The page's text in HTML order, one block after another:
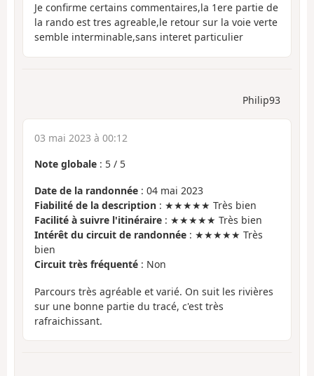
Je confirme certains commentaires,la 1ere partie de
la rando est tres agreable,le retour sur la voie verte
semble interminable,sans interet particulier
Philip93
03 mai 2023 à 00:12
Note globale : 5 / 5
Date de la randonnée : 04 mai 2023
Fiabilité de la description : ★★★★★ Très bien
Facilité à suivre l'itinéraire : ★★★★★ Très bien
Intérêt du circuit de randonnée : ★★★★★ Très
bien
Circuit très fréquenté : Non
Parcours très agréable et varié. On suit les rivières
sur une bonne partie du tracé, c'est très
rafraichissant.